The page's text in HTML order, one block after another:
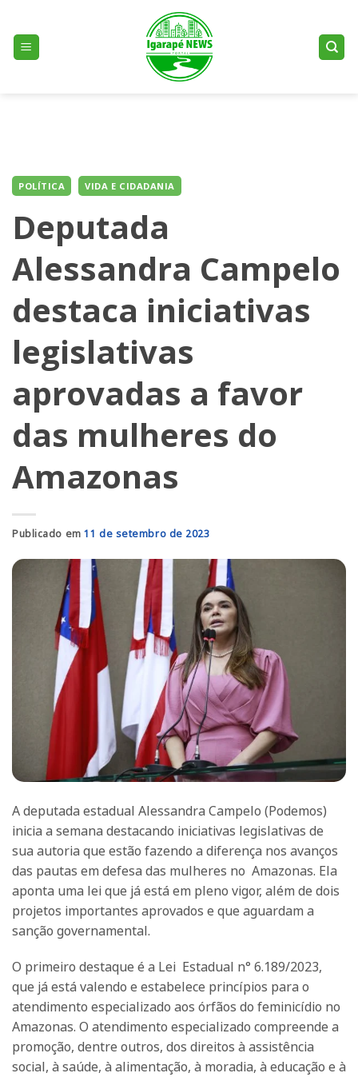
content
POLÍTICA VIDA E CIDADANIA
Deputada
Alessandra Campelo
destaca iniciativas
legislativas
aprovadas a favor
das mulheres do
Amazonas
Publicado em11 de setembro de 2023
A deputada estadual Alessandra Campelo (Podemos)
inicia a semana destacando iniciativas legislativas de
sua autoria que estão fazendo a diferença nos avanços
das pautas em defesa das mulheres no Amazonas. Ela
aponta uma lei que já está em pleno vigor, além de dois
projetos importantes aprovados e que aguardam a
sanção governamental.
O primeiro destaque é a Lei Estadual n° 6.189/2023,
que já está valendo e estabelece princípios para o
atendimento especializado aos órfãos do feminicídio no
Amazonas. O atendimento especializado compreende a
promoção, dentre outros, dos direitos à assistência
social, à saúde, à alimentação, à moradia, à educação e à